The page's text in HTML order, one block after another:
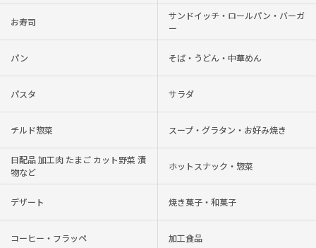
お寿司
サンドイッチ・ロールパン・バーガ
ー
パン そば・うどん・中華めん
パスタ サラダ
チルド惣菜 スープ・グラタン・お好み焼き
日配品 加工肉 たまご カット野菜 漬
物など
ホットスナック・惣菜
デザート 焼き菓子・和菓子
コーヒー・フラッペ 加工食品